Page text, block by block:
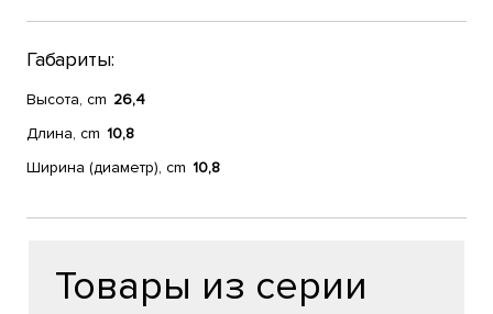
Габариты:
Высота, cm 26,4
Длина, cm 10,8
Ширина (диаметр), cm 10,8
Товары из серии